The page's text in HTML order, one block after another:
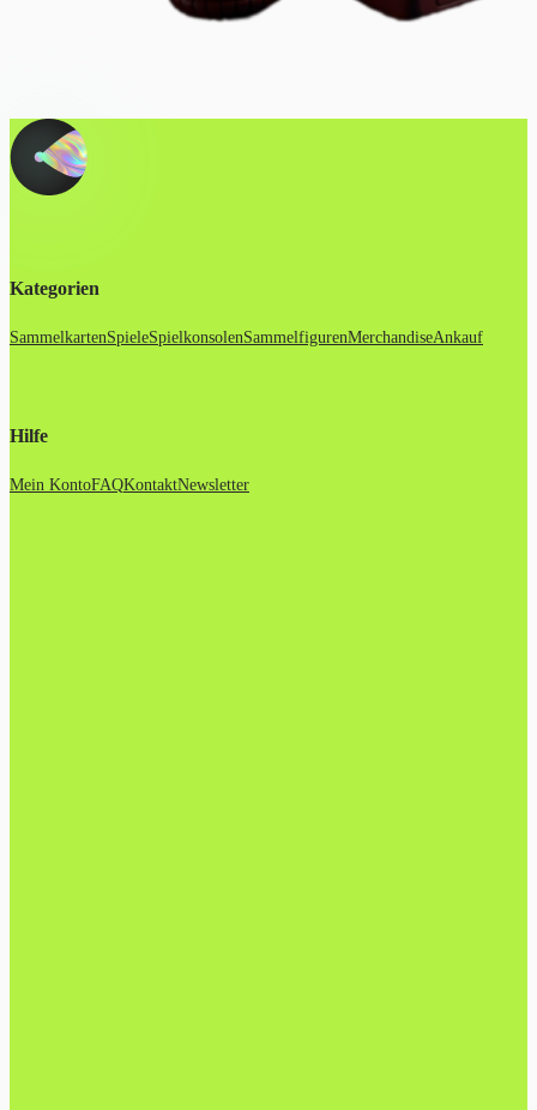
Kategorien
SammelkartenSpieleSpielkonsolenSammelfigurenMerchandiseAnkauf
Hilfe
Mein KontoFAQKontaktNewsletter